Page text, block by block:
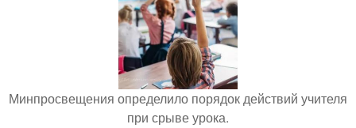
Минпросвещения определило порядок действий учителя
при срыве урока.